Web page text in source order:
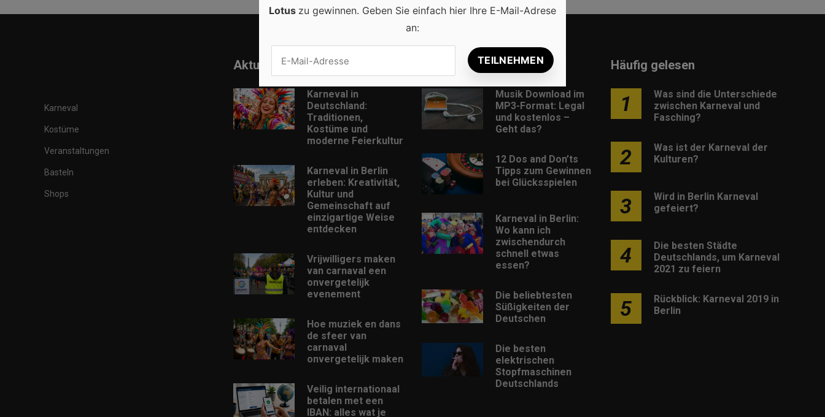
Karneval
Kostüme
Veranstaltungen
Basteln
Shops
Aktuell
Karneval in
Deutschland:
Traditionen,
Kostüme und
moderne Feierkultur
Karneval in Berlin
erleben: Kreativität,
Kultur und
Gemeinschaft auf
einzigartige Weise
entdecken
Vrijwilligers maken
van carnaval een
onvergetelijk
evenement
Hoe muziek en dans
de sfeer van
carnaval
onvergetelijk maken
Veilig internationaal
betalen met een
IBAN: alles wat je
Musik Download im
MP3-Format: Legal
und kostenlos –
Geht das?
12 Dos and Don’ts
Tipps zum Gewinnen
bei Glücksspielen
Karneval in Berlin:
Wo kann ich
zwischendurch
schnell etwas
essen?
Die beliebtesten
Süßigkeiten der
Deutschen
Die besten
elektrischen
Stopfmaschinen
Deutschlands
Häufig gelesen
1
Was sind die Unterschiede
zwischen Karneval und
Fasching?
2
Was ist der Karneval der
Kulturen?
3
Wird in Berlin Karneval
gefeiert?
4
Die besten Städte
Deutschlands, um Karneval
2021 zu feiern
5
Rückblick: Karneval 2019 in
Berlin
Lotus zu gewinnen. Geben Sie einfach hier Ihre E-Mail-Adrese
an: